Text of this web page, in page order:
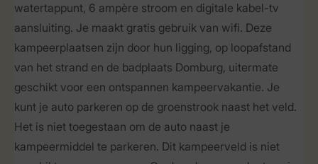
watertappunt, 6 ampère stroom en digitale kabel-tv
aansluiting. Je maakt gratis gebruik van wifi. Deze
kampeerplaatsen zijn door hun ligging, op loopafstand
van het strand en de badplaats Domburg, uitermate
geschikt voor een ontspannen kampeervakantie. Je
kunt je auto parkeren op de groenstrook naast het veld.
Het is niet toegestaan om de auto naast je
kampeermiddel te parkeren. Dit kampeerveld is niet